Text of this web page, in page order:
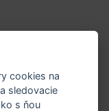
cookies na
sledovacie
s ňou